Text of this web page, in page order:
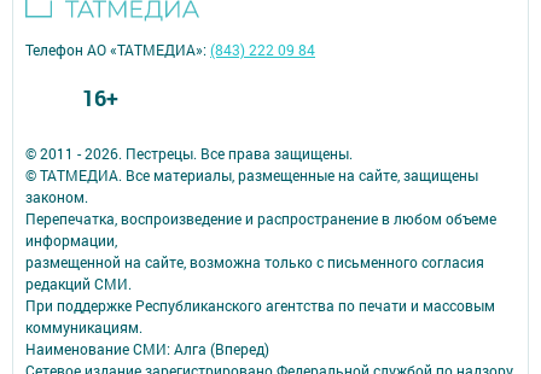
© 2011 - 2026. Пестрецы. Все права защищены.
© ТАТМЕДИА. Все материалы, размещенные на сайте, защищены
законом.
Перепечатка, воспроизведение и распространение в любом объеме
информации,
размещенной на сайте, возможна только с письменного согласия
редакций СМИ.
При поддержке Республиканского агентства по печати и массовым
коммуникациям.
Наименование СМИ: Алга (Вперед)
Сетевое издание зарегистрировано Федеральной службой по надзору
Телефон АО «ТАТМЕДИА»:(843) 222 09 84
16+